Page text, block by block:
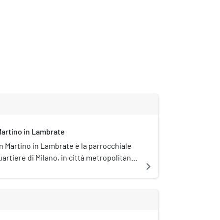
in Lambrate
Martino in Lambrate è la parrocchiale
di Milano, in città metropolitana
Venezia.
navigate_next